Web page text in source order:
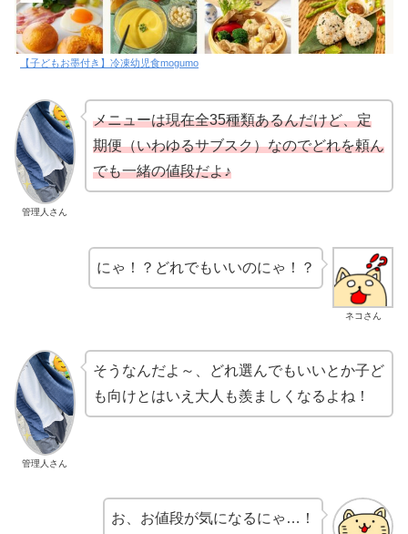
【子どもお墨付き】冷凍幼児食mogumo
管理人さん
メニューは現在全35種類あるんだけど、定
期便（いわゆるサブスク）なのでどれを頼ん
でも一緒の値段だよ♪
ネコさん
にゃ！？どれでもいいのにゃ！？
管理人さん
そうなんだよ～、どれ選んでもいいとか子ど
も向けとはいえ大人も羨ましくなるよね！
お、お値段が気になるにゃ…！